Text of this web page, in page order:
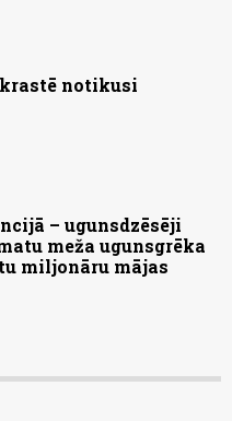
notikusi
– ugunsdzēsēji
meža ugunsgrēka
miljonāru mājas